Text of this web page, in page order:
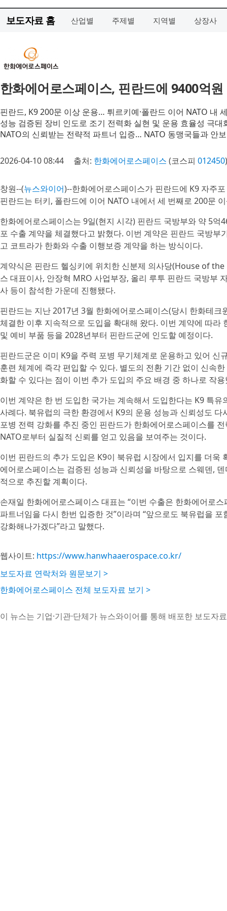
보도자료 홈 산업별 주제별 지역별 상장사
한화에어로스페이스, 핀란드에 9400억
핀란드, K9 200문 이상 운용… 튀르키예·폴란드 이어 NATO 내
성능 검증된 장비 인도로 조기 전력화 실현 및 운용 효율성 극대
NATO의 신뢰받는 전략적 파트너 입증… NATO 동맹국들과 안
2026-04-10 08:44 출처: 한화에어로스페이스 (코스피 012450)
창원--(뉴스와이어)--한화에어로스페이스가 핀란드에 K9 자주
핀란드는 터키, 폴란드에 이어 NATO 내에서 세 번째로 200문
한화에어로스페이스는 9일(현지 시각) 핀란드 국방부와 약 5억
포 수출 계약을 체결했다고 밝혔다. 이번 계약은 핀란드 국방부
고 코트라가 한화와 수출 이행보증 계약을 하는 방식이다.
계약식은 핀란드 헬싱키에 위치한 신분제 의사당(House of
스 대표이사, 안장혁 MRO 사업부장, 올리 루투 핀란드 국방부
사 등이 참석한 가운데 진행됐다.
핀란드는 지난 2017년 3월 한화에어로스페이스(당시 한화테
체결한 이후 지속적으로 도입을 확대해 왔다. 이번 계약에 따라
및 예비 부품 등을 2028년부터 핀란드군에 인도할 예정이다.
핀란드군은 이미 K9을 주력 포병 무기체계로 운용하고 있어 신
훈련 체계에 즉각 편입할 수 있다. 별도의 전환 기간 없이 신속
화할 수 있다는 점이 이번 추가 도입의 주요 배경 중 하나로 작
이번 계약은 한 번 도입한 국가는 계속해서 도입한다는 K9 특
사례다. 북유럽의 극한 환경에서 K9의 운용 성능과 신뢰성도
포병 전력 강화를 추진 중인 핀란드가 한화에어로스페이스를
NATO로부터 실질적 신뢰를 얻고 있음을 보여주는 것이다.
이번 핀란드의 추가 도입은 K9이 북유럽 시장에서 입지를 더욱
에어로스페이스는 검증된 성능과 신뢰성을 바탕으로 스웨덴,
적으로 추진할 계획이다.
손재일 한화에어로스페이스 대표는 “이번 수출은 한화에어로
파트너임을 다시 한번 입증한 것”이라며 “앞으로도 북유럽을
강화해나가겠다”라고 말했다.
웹사이트: https://www.hanwhaaerospace.co.kr/
보도자료 연락처와 원문보기 >
한화에어로스페이스 전체 보도자료 보기 >
이 뉴스는 기업·기관·단체가 뉴스와이어를 통해 배포한 보도자